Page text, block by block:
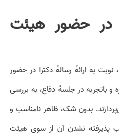
در حضور هیئت
به ارائهٔ رسالهٔ دکترا در حضور
و باتجربه در جلسهٔ دفاع، به بررسی
بدون شک، ظاهر نامناسب و
پذیرفته نشدن آن از سوی هیئت